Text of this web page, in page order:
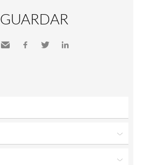
GUARDAR